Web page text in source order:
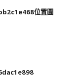
位置圖